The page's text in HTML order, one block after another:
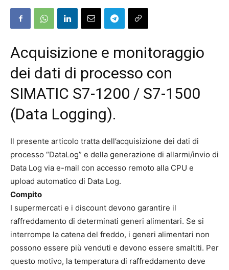
Acquisizione e monitoraggio
dei dati di processo con
SIMATIC S7-1200 / S7-1500
(Data Logging).
Il presente articolo tratta dell’acquisizione dei dati di
processo “DataLog” e della generazione di allarmi/invio di
Data Log via e-mail con accesso remoto alla CPU e
upload automatico di Data Log.
Compito
I supermercati e i discount devono garantire il
raffreddamento di determinati generi alimentari. Se si
interrompe la catena del freddo, i generi alimentari non
possono essere più venduti e devono essere smaltiti. Per
questo motivo, la temperatura di raffreddamento deve